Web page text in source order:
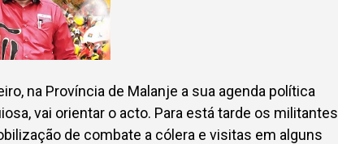
na Província de Malanje a sua agenda política
vai orientar o acto. Para está tarde os militantes
de combate a cólera e visitas em alguns